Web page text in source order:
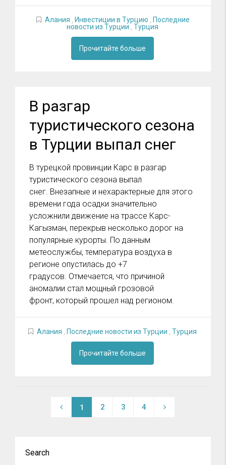
Алания Инвестиции в Турцию
Последние
новости из Турции
Турция
Прочитайте больше
В разгар
туристического сезона
в Турции выпал снег
В турецкой провинции Карс в разгар
туристического сезона выпал
снег. Внезапные и нехарактерные для этого
времени года осадки значительно
усложнили движение на трассе Карс-
Кагызман, перекрыв несколько дорог на
популярные курорты. По данным
метеослужбы, температура воздуха в
регионе опустилась до +7
градусов. Отмечается, что причиной
аномалии стал мощный грозовой
фронт, который прошел над регионом.
Алания Последние новости из Турции Турция
Прочитайте больше
1 2 3 4
Search